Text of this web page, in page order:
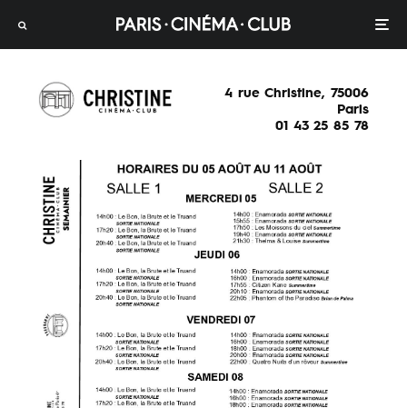
4 rue Christine, 75006
Paris
01 43 25 85 78